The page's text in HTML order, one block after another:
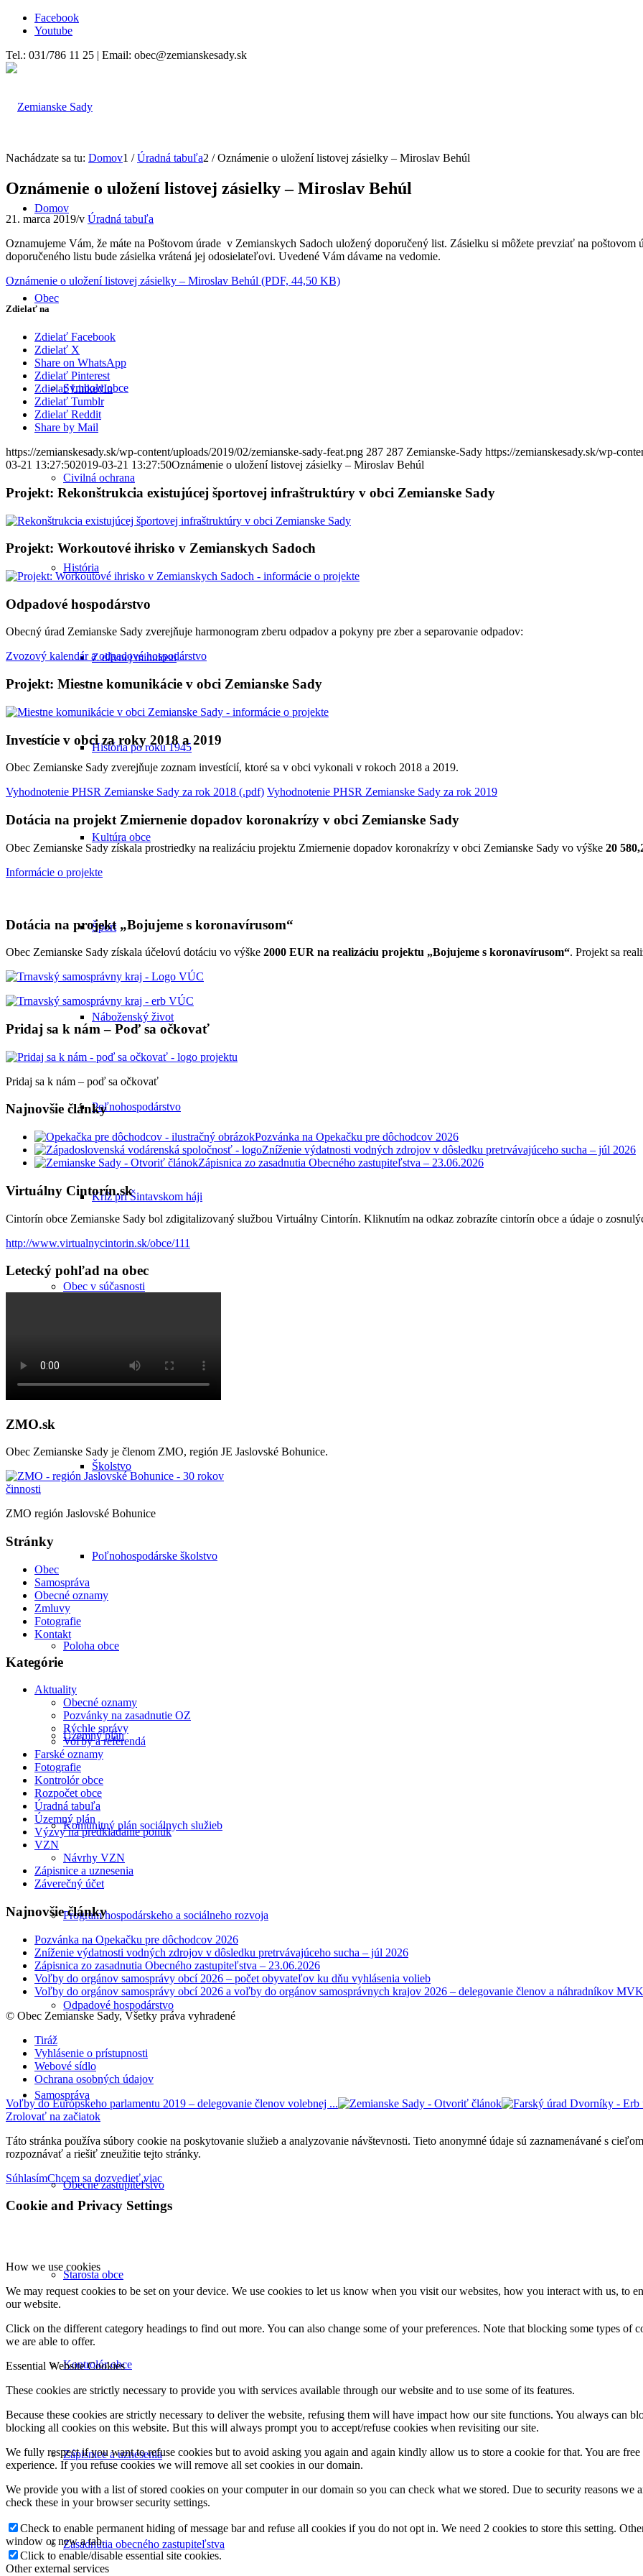
Facebook
Youtube
Tel.: 031/786 11 25 | Email: obec@zemianskesady.sk
Domov
Obec
Symboly obce
Civilná ochrana
História
Z dávnej minulosti
História po roku 1945
Kultúra obce
Šport
Náboženský život
Poľnohospodárstvo
Kríž pri Šintavskom háji
Obec v súčasnosti
Školstvo
Poľnohospodárske školstvo
Poloha obce
Územný plán
Komunitný plán sociálnych služieb
Program hospodárskeho a sociálneho rozvoja
Odpadové hospodárstvo
Samospráva
Obecné zastupiteľstvo
Starosta obce
Kontrolór obce
Zápisnice a uznesenia
Zasadnutia obecného zastupiteľstva
Nachádzate sa tu: Domov1 / Úradná tabuľa2 / Oznámenie o uložení listovej zásielky – Miroslav Behúl
Oznámenie o uložení listovej zásielky – Miroslav Behúl
21. marca 2019/v Úradná tabuľa
Oznamujeme Vám, že máte na Poštovom úrade v Zemianskych Sadoch uložený doporučený list. Zásielku si môžete prevziať na poštovom
doporučeného listu bude zásielka vrátená jej odosielateľovi. Uvedené Vám dávame na vedomie.
Oznámenie o uložení listovej zásielky – Miroslav Behúl (PDF, 44,50 KB)
Zdielať na
Zdielať Facebook
Zdielať X
Share on WhatsApp
Zdielať Pinterest
Zdielať LinkedIn
Zdielať Tumblr
Zdielať Reddit
Share by Mail
https://zemianskesady.sk/wp-content/uploads/2019/02/zemianske-sady-feat.png 287 287 Zemianske-Sady https://zemianskesady.sk/wp-
03-21 13:27:502019-03-21 13:27:50Oznámenie o uložení listovej zásielky – Miroslav Behúl
Projekt: Rekonštrukcia existujúcej športovej infraštruktúry v obci Zemianske Sady
Projekt: Workoutové ihrisko v Zemianskych Sadoch
Odpadové hospodárstvo
Obecný úrad Zemianske Sady zverejňuje harmonogram zberu odpadov a pokyny pre zber a separovanie odpadov:
Zvozový kalendár a odpadové hospodárstvo
Projekt: Miestne komunikácie v obci Zemianske Sady
Investície v obci za roky 2018 a 2019
Obec Zemianske Sady zverejňuje zoznam investícií, ktoré sa v obci vykonali v rokoch 2018 a 2019.
Vyhodnotenie PHSR Zemianske Sady za rok 2018 (.pdf) Vyhodnotenie PHSR Zemianske Sady za rok 2019
Dotácia na projekt Zmiernenie dopadov koronakrízy v obci Zemianske Sady
Obec Zemianske Sady získala prostriedky na realizáciu projektu Zmiernenie dopadov koronakrízy v obci Zemianske Sady vo výške 20
Informácie o projekte
Dotácia na projekt „Bojujeme s koronavírusom“
Obec Zemianske Sady získala účelovú dotáciu vo výške 2000 EUR na realizáciu projektu „Bojujeme s koronavírusom“. Projekt sa
Pridaj sa k nám – Poď sa očkovať
Pridaj sa k nám – poď sa očkovať
Najnovšie články
Pozvánka na Opekačku pre dôchodcov 2026
Zníženie výdatnosti vodných zdrojov v dôsledku pretrvávajúceho sucha – júl 2026
Zápisnica zo zasadnutia Obecného zastupiteľstva – 23.06.2026
Virtuálny Cintorín.sk
Cintorín obce Zemianske Sady bol zdigitalizovaný službou Virtuálny Cintorín. Kliknutím na odkaz zobrazíte cintorín obce a údaje o
http://www.virtualnycintorin.sk/obce/111
Letecký pohľad na obec
ZMO.sk
Obec Zemianske Sady je členom ZMO, región JE Jaslovské Bohunice.
ZMO región Jaslovské Bohunice
Stránky
Obec
Samospráva
Obecné oznamy
Zmluvy
Fotografie
Kontakt
Kategórie
Aktuality
Obecné oznamy
Pozvánky na zasadnutie OZ
Rýchle správy
Voľby a referendá
Farské oznamy
Fotografie
Kontrolór obce
Rozpočet obce
Úradná tabuľa
Územný plán
Výzvy na predkladanie ponúk
VZN
Návrhy VZN
Zápisnice a uznesenia
Záverečný účet
Najnovšie články
Pozvánka na Opekačku pre dôchodcov 2026
Zníženie výdatnosti vodných zdrojov v dôsledku pretrvávajúceho sucha – júl 2026
Zápisnica zo zasadnutia Obecného zastupiteľstva – 23.06.2026
Voľby do orgánov samosprávy obcí 2026 – počet obyvateľov ku dňu vyhlásenia volieb
Voľby do orgánov samosprávy obcí 2026 a voľby do orgánov samosprávnych krajov 2026 – delegovanie členov a náhradníkov MVK
© Obec Zemianske Sady, Všetky práva vyhradené
Tiráž
Vyhlásenie o prístupnosti
Webové sídlo
Ochrana osobných údajov
Voľby do Európskeho parlamentu 2019 – delegovanie členov volebnej ...
Zrolovať na začiatok
Táto stránka používa súbory cookie na poskytovanie služieb a analyzovanie návštevnosti. Tieto anonymné údaje sú zaznamenávané s
rozpoznávať a riešiť zneužitie tejto stránky.
SúhlasímChcem sa dozvedieť viac
Cookie and Privacy Settings
How we use cookies
We may request cookies to be set on your device. We use cookies to let us know when you visit our websites, how you interact with us, to
our website.
Click on the different category headings to find out more. You can also change some of your preferences. Note that blocking some types of
we are able to offer.
Essential Website Cookies
These cookies are strictly necessary to provide you with services available through our website and to use some of its features.
Because these cookies are strictly necessary to deliver the website, refusing them will have impact how our site functions. You always can
blocking all cookies on this website. But this will always prompt you to accept/refuse cookies when revisiting our site.
We fully respect if you want to refuse cookies but to avoid asking you again and again kindly allow us to store a cookie for that. You are
experience. If you refuse cookies we will remove all set cookies in our domain.
We provide you with a list of stored cookies on your computer in our domain so you can check what we stored. Due to security reasons
check these in your browser security settings.
Check to enable permanent hiding of message bar and refuse all cookies if you do not opt in. We need 2 cookies to store this setting.
window or new a tab.
Click to enable/disable essential site cookies.
Other external services